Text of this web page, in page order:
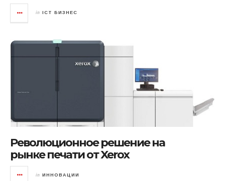
in ICT БИЗНЕС
Революционное решение на
рынке печати от Xerox
in ИННОВАЦИИ